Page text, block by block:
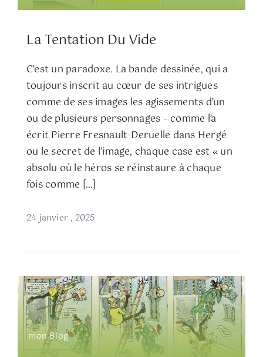
La Tentation Du Vide
C’est un paradoxe. La bande dessinée, qui a
toujours inscrit au cœur de ses intrigues
comme de ses images les agissements d’un
ou de plusieurs personnages – comme l’a
écrit Pierre Fresnault-Deruelle dans Hergé
ou le secret de l’image, chaque case est « un
absolu où le héros se réinstaure à chaque
fois comme […]
24 janvier , 2025
mon Blog